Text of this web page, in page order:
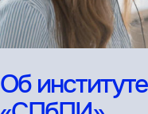
Об институте